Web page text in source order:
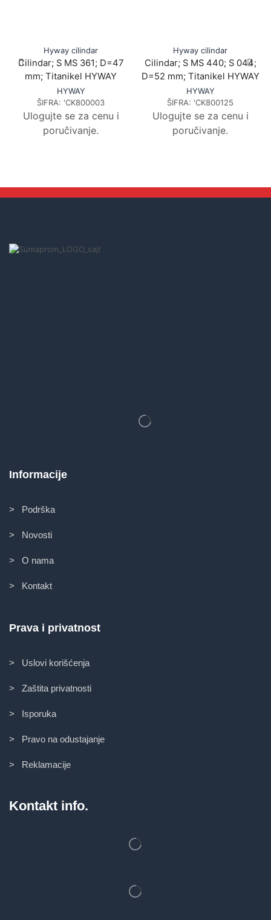
Hyway cilindar
Cilindar; S MS 361; D=47
mm; Titanikel HYWAY
HYWAY
ŠIFRA: 'CK800003
Ulogujte se za cenu i
poručivanje.
Hyway cilindar
Cilindar; S MS 440; S 044;
D=52 mm; Titanikel HYWAY
HYWAY
ŠIFRA: 'CK800125
Ulogujte se za cenu i
poručivanje.
Informacije
> Podrška
> Novosti
> O nama
> Kontakt
Prava i privatnost
> Uslovi korišćenja
> Zaštita privatnosti
> Isporuka
> Pravo na odustajanje
> Reklamacije
Kontakt info.